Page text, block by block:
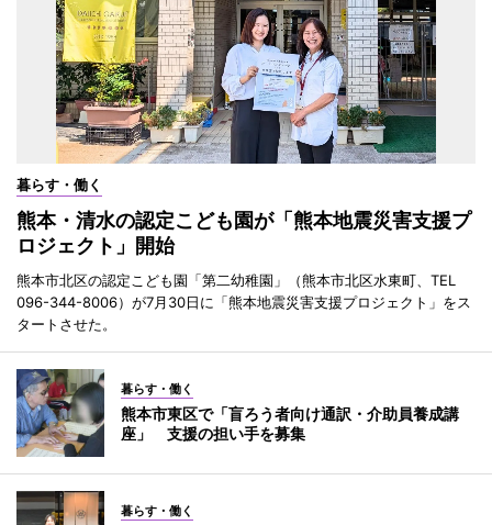
暮らす・働く
熊本・清水の認定こども園が「熊本地震災害支援プ
ロジェクト」開始
熊本市北区の認定こども園「第二幼稚園」（熊本市北区水東町、TEL
096-344-8006）が7月30日に「熊本地震災害支援プロジェクト」をス
タートさせた。
暮らす・働く
熊本市東区で「盲ろう者向け通訳・介助員養成講
座」 支援の担い手を募集
暮らす・働く